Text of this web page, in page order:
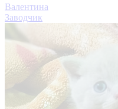
Валентина
Заводчик